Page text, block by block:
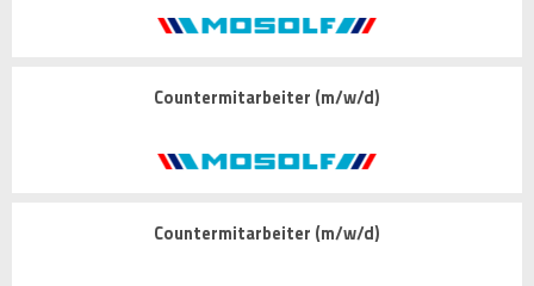
Countermitarbeiter (m/w/d)
Countermitarbeiter (m/w/d)